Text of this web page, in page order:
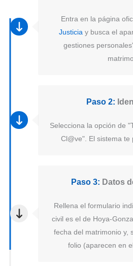
Entra en la página
Justicia y busca el
gestiones
Paso 2:
Selecciona la opción de
Cl@ve". El sistema te
Paso 3: Datos
Rellena el formulario
civil es el de Hoya-
fecha del matrimonio y,
folio (aparecen en